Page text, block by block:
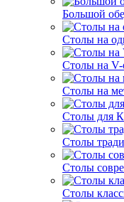
Большой
Столы на
Столы на V-
Столы на
Столы для
Столы
Столы
Столы